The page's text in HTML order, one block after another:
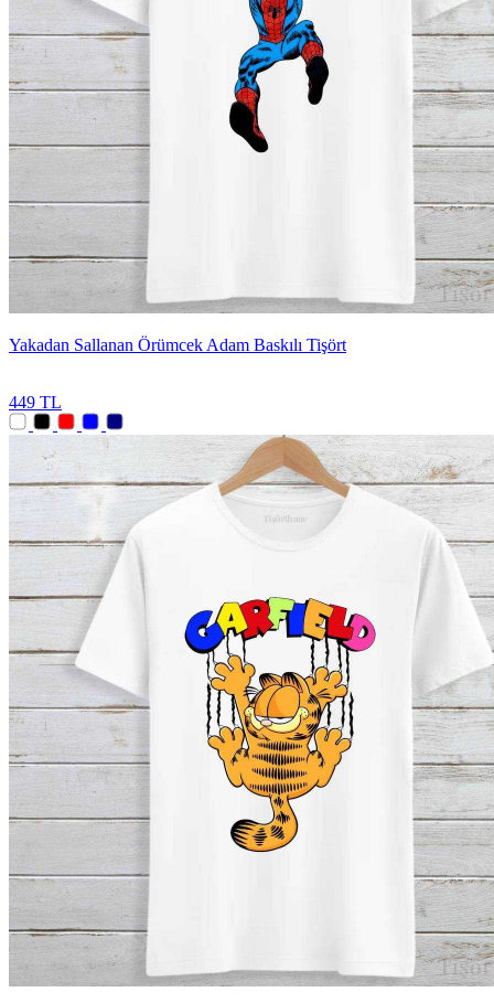
Yakadan Sallanan Örümcek Adam Baskılı Tişört
449 TL